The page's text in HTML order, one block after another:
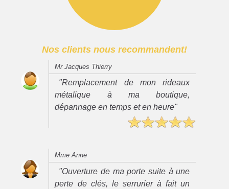
Nos clients nous recommandent!
Mr Jacques Thierry
"Remplacement de mon rideaux
métalique à ma boutique,
dépannage en temps et en heure"
Mme Anne
"Ouverture de ma porte suite à une
perte de clés, le serrurier à fait un